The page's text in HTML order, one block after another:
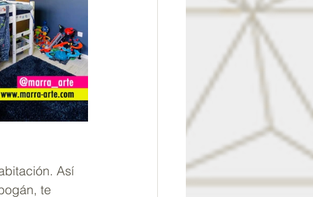
Así
te